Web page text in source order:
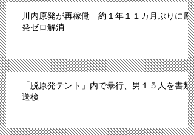
川内原発が再稼働 約１年１１カ月ぶりに原
発ゼロ解消
「脱原発テント」内で暴行、男１５人を書類
送検